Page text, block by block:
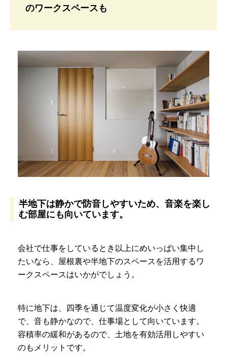
のワークスペースも
半地下は静かで防音しやすいため、音楽を楽し
む部屋にも向いています。
会社で仕事をしているとき以上にめいっぱい集中し
たいなら、屋根裏や半地下のスペースを活用するワ
ークスペースはいかがでしょう。
特に地下は、四季を通じて温度変化が小さく快適
で、音も静かなので、仕事場として向いています。
容積率の緩和があるので、土地を有効活用しやすい
のもメリットです。